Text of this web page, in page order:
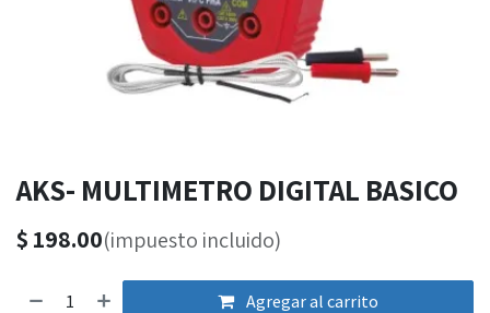
AKS- MULTIMETRO DIGITAL BASICO
$ 198.00(impuesto incluido)
Agregar al carrito